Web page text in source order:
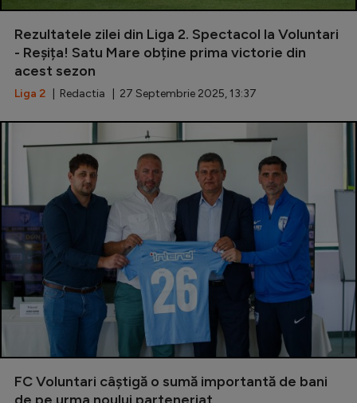
Rezultatele zilei din Liga 2. Spectacol la Voluntari
- Reșița! Satu Mare obține prima victorie din
acest sezon
Liga 2 | Redactia | 27 Septembrie 2025, 13:37
FC Voluntari câștigă o sumă importantă de bani